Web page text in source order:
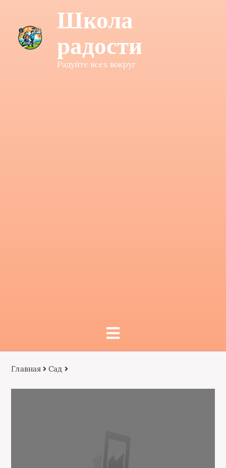
Школа
радости
Радуйте всех вокруг
Главная Сад